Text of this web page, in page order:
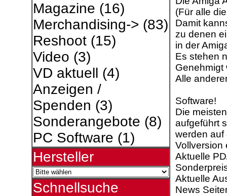
Magazine (16)
Merchandising-> (83)
Reshoot(15)
Video (3)
VD aktuell (4)
Anzeigen /
Spenden (3)
Sonderangebote (8)
PC Software (1)
Hersteller
Schnellsuche
(Für alle
Damit
zu denen
in der
Es stehen
Genehmigt
Alle
Software!
Die
aufgeführt
werden auf
Vollversion
Aktuelle
Aktuelle
News